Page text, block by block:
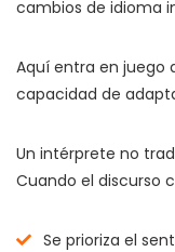
cambios de idioma
Aquí entra en juego
capacidad de
Un intérprete no
Cuando el discurso
Se prioriza el